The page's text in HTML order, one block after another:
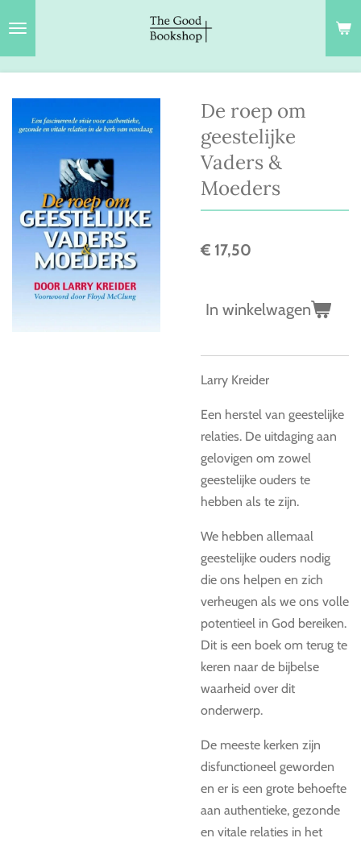
De roep om
geestelijke
Vaders &
Moeders
€ 17,50
In winkelwagen
Larry Kreider
Een herstel van geestelijke
relaties. De uitdaging aan
gelovigen om zowel
geestelijke ouders te
hebben als te zijn.
We hebben allemaal
geestelijke ouders nodig
die ons helpen en zich
verheugen als we ons volle
potentieel in God bereiken.
Dit is een boek om terug te
keren naar de bijbelse
waarheid over dit
onderwerp.
De meeste kerken zijn
disfunctioneel geworden
en er is een grote behoefte
aan authentieke, gezonde
en vitale relaties in het